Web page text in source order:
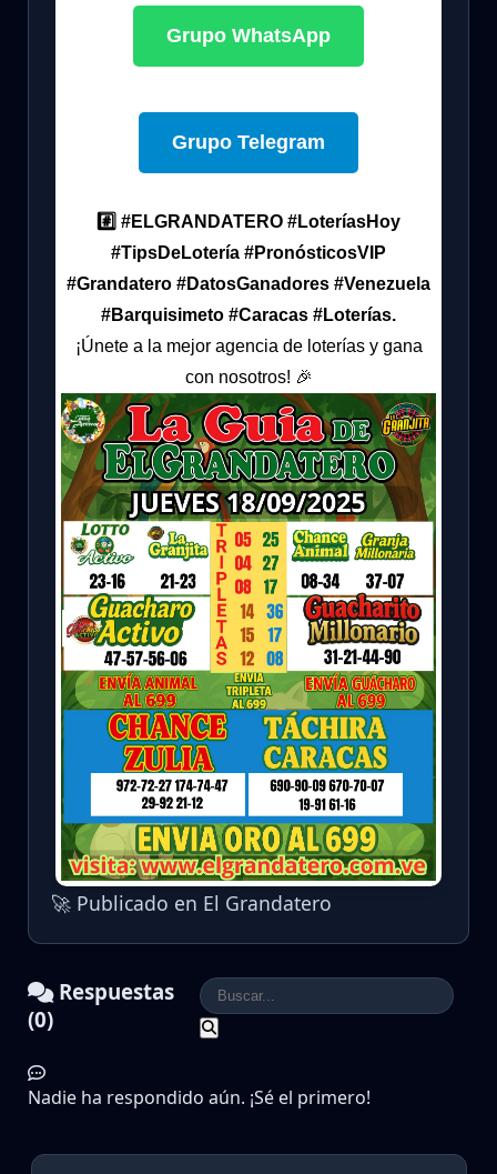
Grupo WhatsApp
Grupo Telegram
#️⃣ #ELGRANDATERO #LoteríasHoy
#TipsDeLotería #PronósticosVIP
#Grandatero #DatosGanadores #Venezuela
#Barquisimeto #Caracas #Loterías.
¡Únete a la mejor agencia de loterías y gana
con nosotros! 🎉
🚀 Publicado en El Grandatero
Respuestas
(0)
Nadie ha respondido aún. ¡Sé el primero!